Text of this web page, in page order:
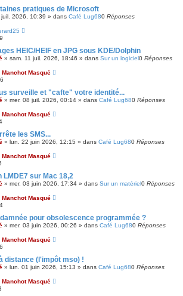
pratiques de Microsoft
2026, 10:39 » dans Café Lug680 Réponses
HEIC/HEIF en JPG sous KDE/Dolphin
» sam. 11 juil. 2026, 18:46 » dans Sur un logiciel0 Réponses
Manchot Masqué
surveille et "cafte" votre identité...
» mer. 08 juil. 2026, 00:14 » dans Café Lug680 Réponses
Manchot Masqué
les SMS...
» lun. 22 juin 2026, 12:15 » dans Café Lug680 Réponses
Manchot Masqué
sur Mac 18,2
» mer. 03 juin 2026, 17:34 » dans Sur un matériel0 Réponses
Manchot Masqué
pour obsolescence programmée ?
» mer. 03 juin 2026, 00:26 » dans Café Lug680 Réponses
Manchot Masqué
distance (l'impôt mso) !
» lun. 01 juin 2026, 15:13 » dans Café Lug680 Réponses
Manchot Masqué